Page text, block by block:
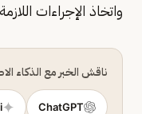
واتخاذ الإجراءات
ناقش الخبر مع الذكاء
ChatGPT